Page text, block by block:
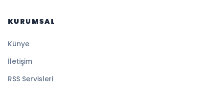
KURUMSAL
Künye
İletişim
RSS Servisleri